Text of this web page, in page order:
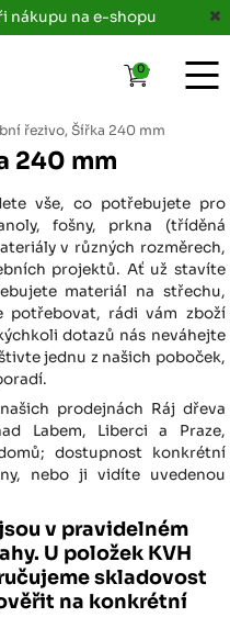
nákupu na e-shopu
řezivo, Šířka 240 mm
240 mm
vše, co potřebujete pro
fošny, prkna (tříděná
v různých rozměrech,
projektů. Ať už stavíte
materiál na střechu,
potřebovat, rádi vám zboží
dotazů nás neváhejte
jednu z našich poboček,
prodejnách Ráj dřeva
Labem, Liberci a Praze,
dostupnost konkrétní
nebo ji vidíte uvedenou
v pravidelném
U položek KVH
skladovost
na konkrétní
0